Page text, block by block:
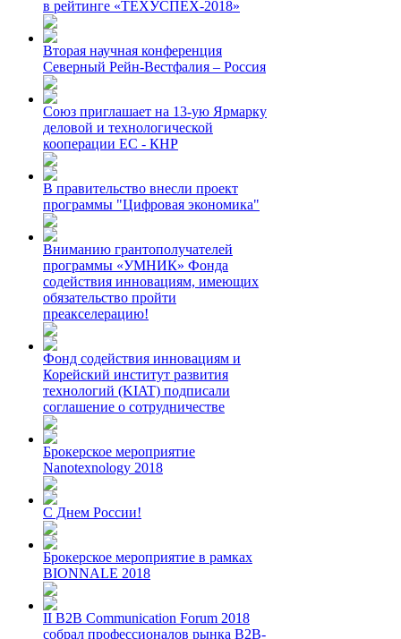
в рейтинге «ТЕХУСПЕХ-2018»
Вторая научная конференция
Северный Рейн-Вестфалия – Россия
Союз приглашает на 13-ую Ярмарку
деловой и технологической
кооперации ЕС - КНР
В правительство внесли проект
программы "Цифровая экономика"
Вниманию грантополучателей
программы «УМНИК» Фонда
содействия инновациям, имеющих
обязательство пройти
преакселерацию!
Фонд содействия инновациям и
Корейский институт развития
технологий (KIAT) подписали
соглашение о сотрудничестве
Брокерское мероприятие
Nanotexnology 2018
С Днем России!
Брокерское мероприятие в рамках
BIONNALE 2018
II B2B Communication Forum 2018
собрал профессионалов рынка B2B-